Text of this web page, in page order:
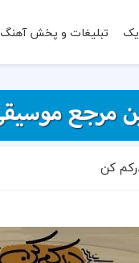
تبلیغات و پخش آهنگ
کن